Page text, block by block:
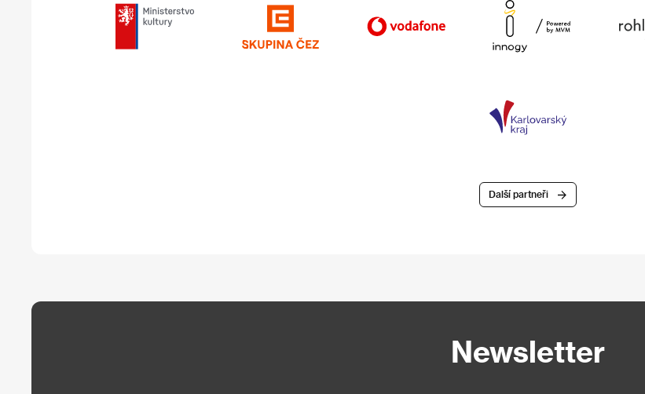
Další partneři
Newsletter